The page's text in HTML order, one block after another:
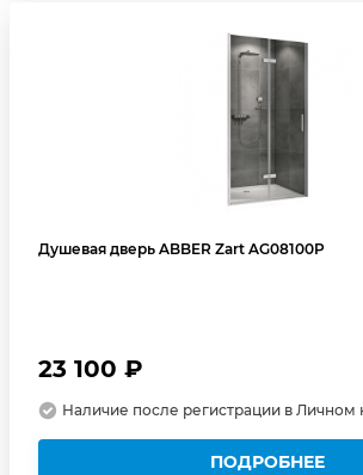
Душевая дверь ABBER Zart AG08100P
23 100 ₽
Наличие после регистрации в Личном
ПОДРОБНЕЕ